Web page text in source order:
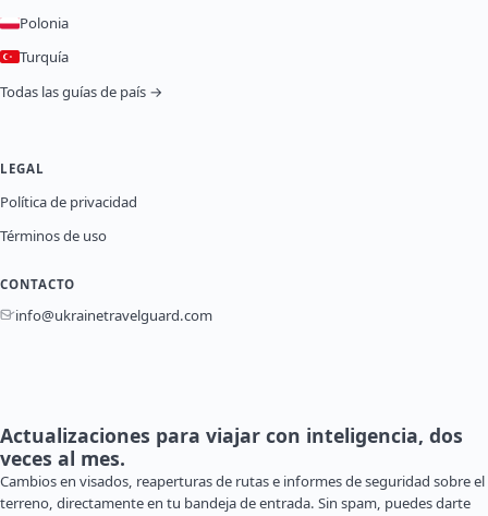
Polonia
Turquía
Todas las guías de país →
LEGAL
Política de privacidad
Términos de uso
CONTACTO
info@ukrainetravelguard.com
Actualizaciones para viajar con inteligencia, dos
veces al mes.
Cambios en visados, reaperturas de rutas e informes de seguridad sobre el
terreno, directamente en tu bandeja de entrada. Sin spam, puedes darte